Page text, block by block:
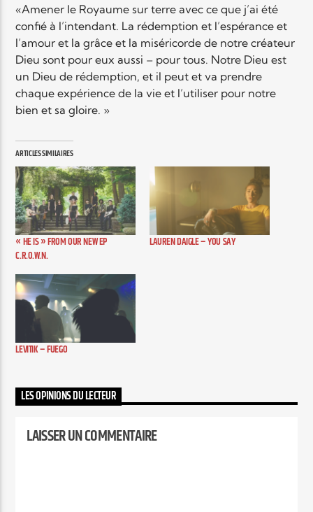
«Amener le Royaume sur terre avec ce que j’ai été
confié à l’intendant. La rédemption et l’espérance et
l’amour et la grâce et la miséricorde de notre créateur
Dieu sont pour eux aussi – pour tous. Notre Dieu est
un Dieu de rédemption, et il peut et va prendre
chaque expérience de la vie et l’utiliser pour notre
bien et sa gloire. »
ARTICLES SIMILAIRES
« HE IS » FROM OUR NEW EP
C.R.O.W.N.
LAUREN DAIGLE – YOU SAY
LEVITIK – FUEGO
LES OPINIONS DU LECTEUR
LAISSER UN COMMENTAIRE